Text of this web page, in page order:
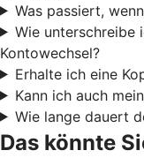
Was passiert,
Wie unterschreibe
Kontowechsel?
Erhalte ich eine
Kann ich auch
Wie lange dauert
Das könnte